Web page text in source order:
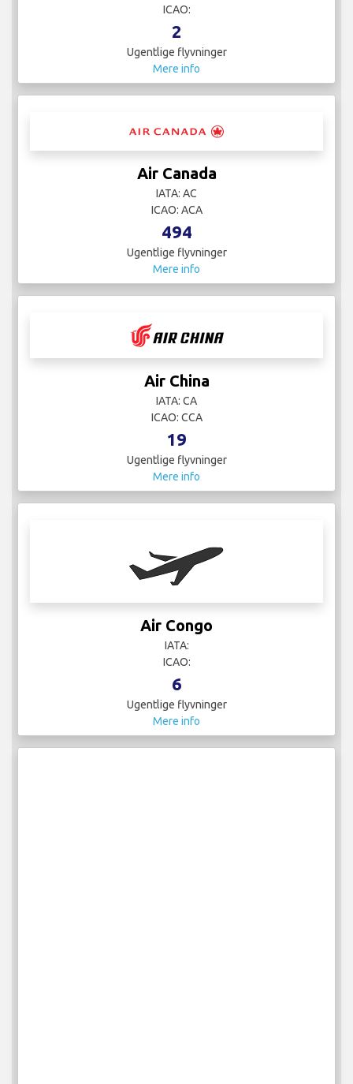
ICAO:
2
Ugentlige flyvninger
Mere info
Air Canada
IATA: AC
ICAO: ACA
494
Ugentlige flyvninger
Mere info
Air China
IATA: CA
ICAO: CCA
19
Ugentlige flyvninger
Mere info
Air Congo
IATA:
ICAO:
6
Ugentlige flyvninger
Mere info